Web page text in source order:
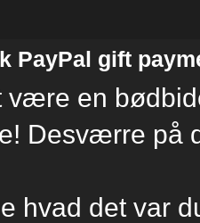
PayPal gift
være en
Desværre på
hvad det var